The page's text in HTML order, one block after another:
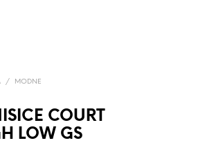
/ MODNE
COURT
LOW GS